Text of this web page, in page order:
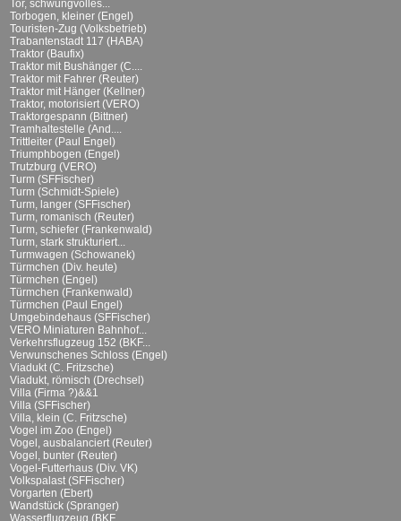
Tor, schwungvolles...
Torbogen, kleiner (Engel)
Touristen-Zug (Volksbetrieb)
Trabantenstadt 117 (HABA)
Traktor (Baufix)
Traktor mit Bushänger (C....
Traktor mit Fahrer (Reuter)
Traktor mit Hänger (Kellner)
Traktor, motorisiert (VERO)
Traktorgespann (Bittner)
Tramhaltestelle (And....
Trittleiter (Paul Engel)
Triumphbogen (Engel)
Trutzburg (VERO)
Turm (SFFischer)
Turm (Schmidt-Spiele)
Turm, langer (SFFischer)
Turm, romanisch (Reuter)
Turm, schiefer (Frankenwald)
Turm, stark strukturiert...
Turmwagen (Schowanek)
Türmchen (Div. heute)
Türmchen (Engel)
Türmchen (Frankenwald)
Türmchen (Paul Engel)
Umgebindehaus (SFFischer)
VERO Miniaturen Bahnhof...
Verkehrsflugzeug 152 (BKF...
Verwunschenes Schloss (Engel)
Viadukt (C. Fritzsche)
Viadukt, römisch (Drechsel)
Villa (Firma ?)&&1
Villa (SFFischer)
Villa, klein (C. Fritzsche)
Vogel im Zoo (Engel)
Vogel, ausbalanciert (Reuter)
Vogel, bunter (Reuter)
Vogel-Futterhaus (Div. VK)
Volkspalast (SFFischer)
Vorgarten (Ebert)
Wandstück (Spranger)
Wasserflugzeug (BKF